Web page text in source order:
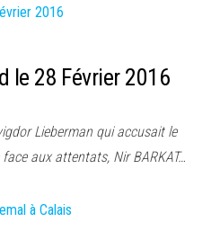
le 28 Février 2016
Lieberman qui accusait le
aux attentats, Nir BARKAT…